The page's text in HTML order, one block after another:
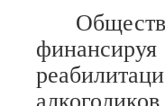
Общество